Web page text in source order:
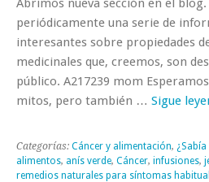
Abrimos nueva sección en el
periódicamente una serie de
interesantes sobre propiedades
medicinales que, creemos, son
público. A217239 mom
mitos, pero también … Sigue
Categorías: Cáncer y alimentación,
alimentos, anís verde, Cáncer, infusiones,
remedios naturales para síntomas